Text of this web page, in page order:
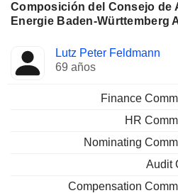
Composición del Consejo de
Energie Baden-Württemberg
Administrador Comités
Lutz Peter Feldmann
69 años
Finance
HR
Nominating
Audit
Compensation